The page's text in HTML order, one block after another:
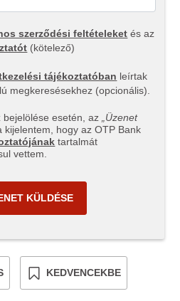
szerződési feltételeket és az
(kötelező)
tájékoztatóban leírtak
megkeresésekhez (opcionális).
bejelölése esetén, az
„Üzenet
kijelentem, hogy az OTP Bank
tartalmát
vettem.
KÜLDÉSE
KEDVENCEKBE